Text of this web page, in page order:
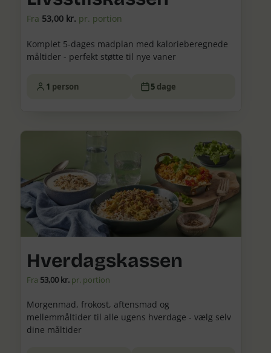
Fra 53,00 kr. pr. portion
Komplet 5-dages madplan med kalorieberegnede
måltider - perfekt støtte til nye vaner
1 person 5 dage
Hverdagskassen
Fra 53,00 kr. pr. portion
Morgenmad, frokost, aftensmad og
mellemmåltider til alle ugens hverdage - vælg selv
dine måltider